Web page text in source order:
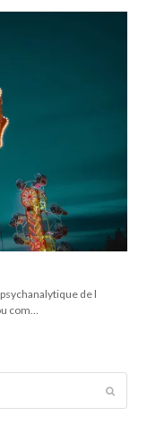
de l
com…